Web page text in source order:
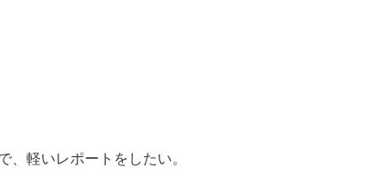
軽いレポートをしたい。